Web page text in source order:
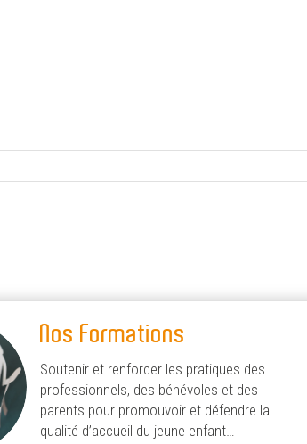
Nos Formations
Soutenir et renforcer les pratiques des
professionnels, des bénévoles et des
parents pour promouvoir et défendre la
qualité d’accueil du jeune enfant…